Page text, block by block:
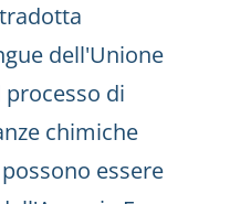
dell'Unione
di
chimiche
possono essere